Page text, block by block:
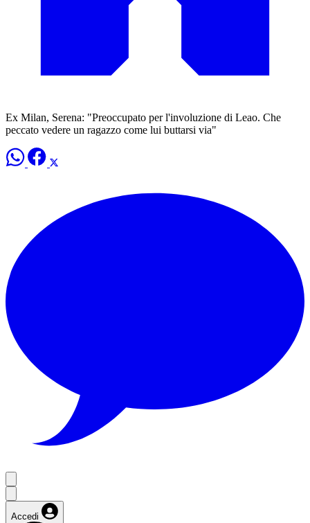
Ex Milan, Serena: "Preoccupato per l'involuzione di Leao. Che
peccato vedere un ragazzo come lui buttarsi via"
Accedi